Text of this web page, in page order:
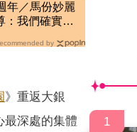
年／馬份妙麗
：我們確實有
by
》重返大銀
最深處的集體
1